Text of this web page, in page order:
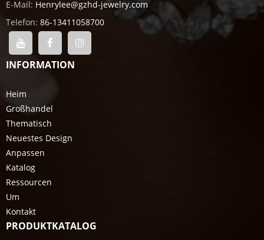
E-Mail: Henrylee@gzhd-jewelry.com
Telefon: 86-13411058700
INFORMATION
Heim
Großhandel
Thematisch
Neuestes Design
Anpassen
Katalog
Ressourcen
Um
Kontakt
PRODUKTKATALOG